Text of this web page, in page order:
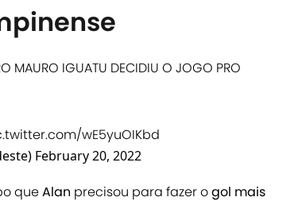
MAURO IGUATU DECIDIU O JOGO PRO
wE5yuOIKbd
February 20, 2022
queAlan precisou para fazer ogol mais